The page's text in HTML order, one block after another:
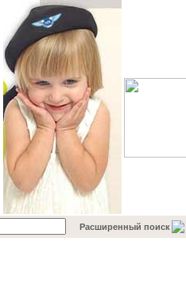
Расширенный поиск